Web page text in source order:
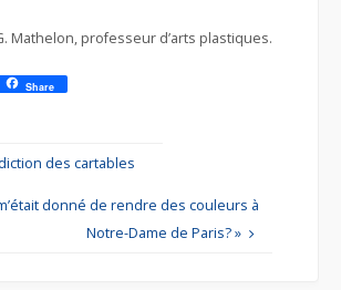
Mathelon, professeur d’arts plastiques.
Share
des cartables
m’était donné de rendre des couleurs à
Notre-Dame de Paris? »